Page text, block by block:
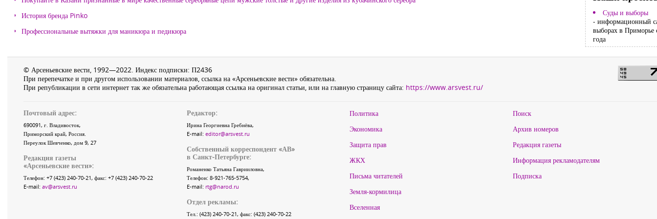
История бренда Pinko
Профессиональные вытяжки для маникюра и педикюра
Суды и выборы
- информационный
выборах в Приморье
года
© Арсеньевские вести, 1992—2022. Индекс подписки: П2436
При перепечатке и при другом использовании материалов, ссылка на «Арсеньевские вести» обязательна.
При републикации в сети интернет так же обязательна работающая ссылка на оригинал статьи, или на главную страницу сайта: https://www.arsvest.ru/
Почтовый адрес:
690091, г. Владивосток,
Приморский край, Россия.
Переулок Шевченко, дом 9, 27
Редакция газеты
«Арсеньевские вести»:
Телефон: +7 (423) 240-70-21, факс: +7 (423) 240-70-22
E-mail: av@arsvest.ru
Редактор:
Ирина Георгиевна Гребнёва,
E-mail: editor@arsvest.ru
Собственный корреспондент «АВ»
в Санкт-Петербурге:
Романенко Татьяна Гаврииловна,
Телефон: 8-921-765-5754,
E-mail: rtg@narod.ru
Отдел рекламы:
Тел.: (423) 240-70-21, факс: (423) 240-70-22
Политика
Экономика
Защита прав
ЖКХ
Письма читателей
Земля-кормилица
Вселенная
Поиск
Архив номеров
Редакция газеты
Информация рекламодателям
Подписка